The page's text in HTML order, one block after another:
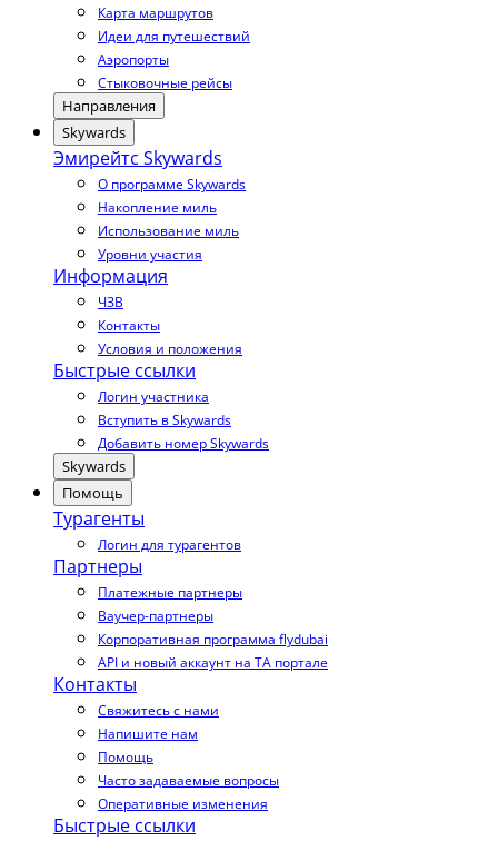
Карта маршрутов
Идеи для путешествий
Аэропорты
Стыковочные рейсы
Направления
Skywards
Эмирейтс Skywards
О программе Skywards
Накопление миль
Использование миль
Уровни участия
Информация
ЧЗВ
Контакты
Условия и положения
Быстрые ссылки
Логин участника
Вступить в Skywards
Добавить номер Skywards
Skywards
Помощь
Турагенты
Логин для турагентов
Партнеры
Платежные партнеры
Ваучер-партнеры
Корпоративная программа flydubai
API и новый аккаунт на TA портале
Контакты
Свяжитесь с нами
Напишите нам
Помощь
Часто задаваемые вопросы
Оперативные изменения
Быстрые ссылки